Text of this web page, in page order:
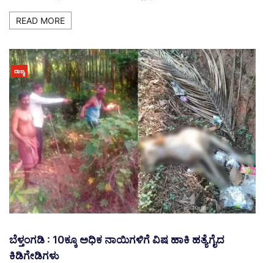
READ MORE
ರಾಜ್ಯ
ಬೆಳ್ತಂಗಡಿ : 10ಕ್ಕೂ ಅಧಿಕ ನಾಯಿಗಳಿಗೆ ವಿಷ ಹಾಕಿ ಹತ್ಯೆಗೈದ
ಕಿಡಿಗೇಡಿಗಳು